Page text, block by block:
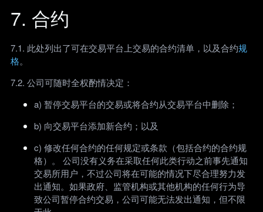
7. 合约
7.1. 此处列出了可在交易平台上交易的合约清单，以及合约规
格。
7.2. 公司可随时全权酌情决定：
a) 暂停交易平台的交易或将合约从交易平台中删除；
b) 向交易平台添加新合约；以及
c) 修改任何合约的任何规定或条款（包括合约的合约规
格）。 公司没有义务在采取任何此类行动之前事先通知
交易所用户，不过公司将在可能的情况下尽合理努力发
出通知。如果政府、监管机构或其他机构的任何行为导
致公司暂停合约交易，公司可能无法发出通知，但不限